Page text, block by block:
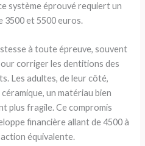
système éprouvé requiert un
3500 et 5500 euros.
à toute épreuve, souvent
corriger les dentitions des
Les adultes, de leur côté,
un matériau bien
plus fragile. Ce compromis
financière allant de 4500 à
équivalente.